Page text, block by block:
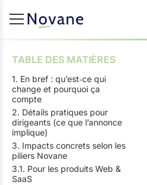
TABLE DES MATIÈRES
1. En bref : qu’est‑ce qui
change et pourquoi ça
compte
2. Détails pratiques pour
dirigeants (ce que l’annonce
implique)
3. Impacts concrets selon les
piliers Novane
3.1. Pour les produits Web &
SaaS